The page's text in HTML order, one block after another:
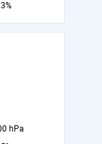
hPa